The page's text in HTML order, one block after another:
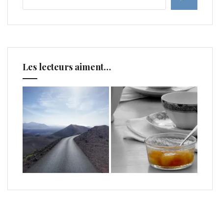
Les lecteurs aiment…